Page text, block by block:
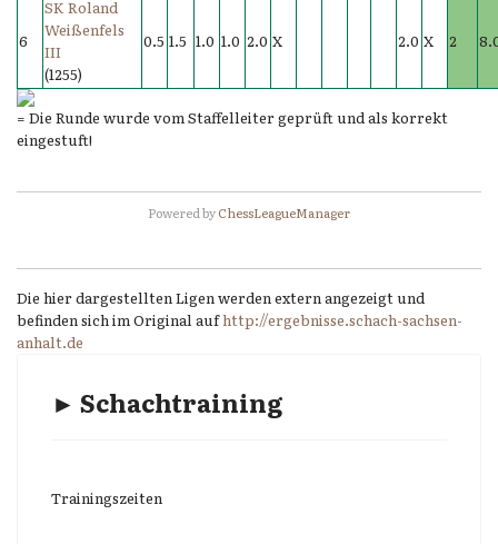
6
SK Roland
Weißenfels
III
(1255)
0.5 1.5 1.0 1.0 2.0 X 2.0 X 2
= Die Runde wurde vom Staffelleiter geprüft und als korrekt
eingestuft!
Powered byChessLeagueManager
Die hier dargestellten Ligen werden extern angezeigt und
befinden sich im Original aufhttp://ergebnisse.schach-sachsen-
anhalt.de
► Schachtraining
Trainingszeiten